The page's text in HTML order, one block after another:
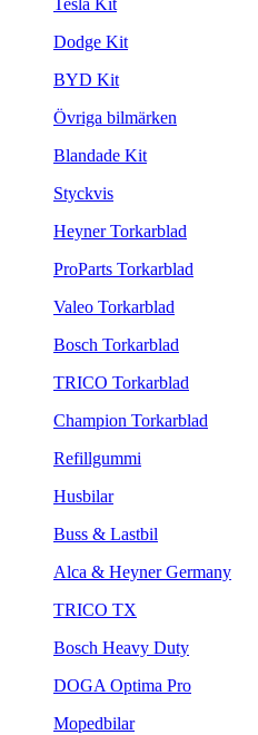
Tesla Kit
Dodge Kit
BYD Kit
Övriga bilmärken
Blandade Kit
Styckvis
Heyner Torkarblad
ProParts Torkarblad
Valeo Torkarblad
Bosch Torkarblad
TRICO Torkarblad
Champion Torkarblad
Refillgummi
Husbilar
Buss & Lastbil
Alca & Heyner Germany
TRICO TX
Bosch Heavy Duty
DOGA Optima Pro
Mopedbilar